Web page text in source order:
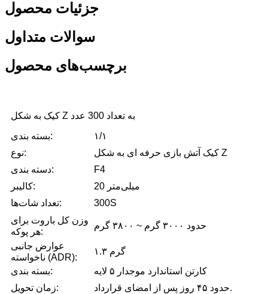
جزئیات محصول
سوالات متداول
برچسب‌های محصول
کیک به شکل Z به تعداد 300 عدد
بسته بندی:
۱/۱
نوع:
کیک آتش بازی حرفه ای به شکل Z
دسته بندی:
F4
کالیبر:
20 میلی‌متر
تعداد شات‌ها:
300S
وزن کل باروت برای
هر پوکه:
حدود ۳۰۰۰ گرم ~ ۳۸۰۰ گرم
عوارض جانبی
ناخواسته (ADR):
۱.۳ گرم
بسته بندی:
کارتن استاندارد موجدار ۵ لایه
زمان تحویل:
حدود ۴۵ روز پس از امضای قرارداد.